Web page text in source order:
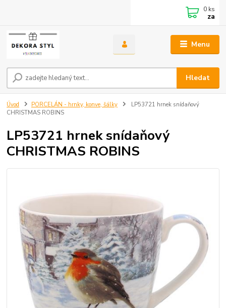
Menu
Hledat
0 ks
za
Úvod PORCELÁN - hrnky, konve, šálky
LP53721 hrnek snídaňový
CHRISTMAS ROBINS
LP53721 hrnek snídaňový
CHRISTMAS ROBINS